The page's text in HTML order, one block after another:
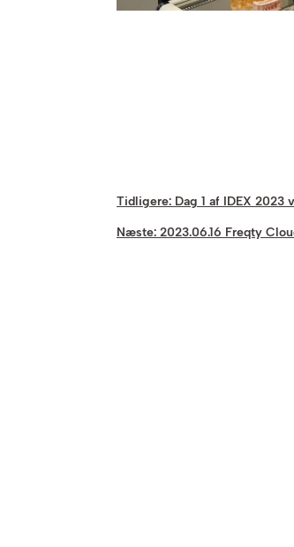
Tidligere: Dag 1 af IDEX 2023
Næste: 2023.06.16 Freqty